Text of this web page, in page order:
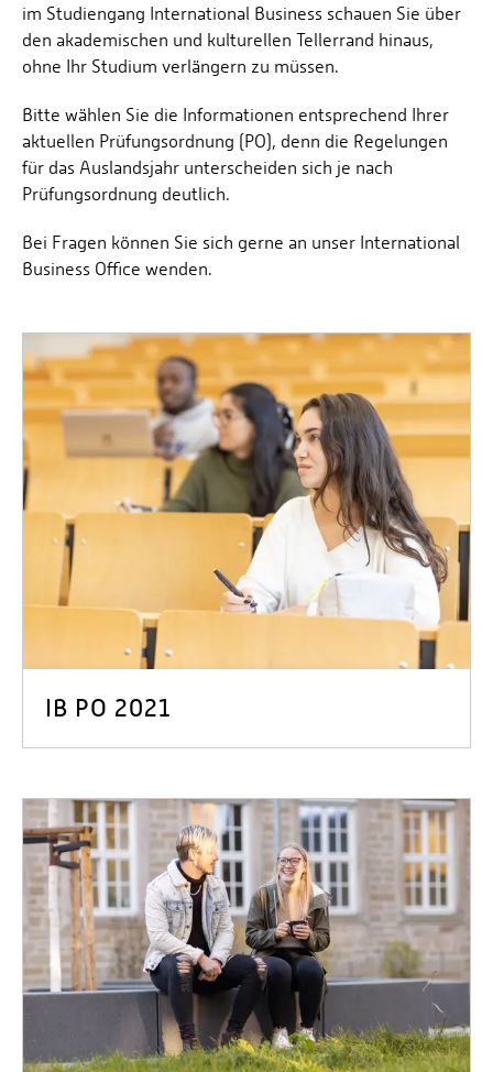
im Studiengang International Business schauen Sie über
den akademischen und kulturellen Tellerrand hinaus,
ohne Ihr Studium verlängern zu müssen.
Bitte wählen Sie die Informationen entsprechend Ihrer
aktuellen Prüfungsordnung (PO), denn die Regelungen
für das Auslandsjahr unterscheiden sich je nach
Prüfungsordnung deutlich.
Bei Fragen können Sie sich gerne an unser International
Business Office wenden.
IB PO 2021